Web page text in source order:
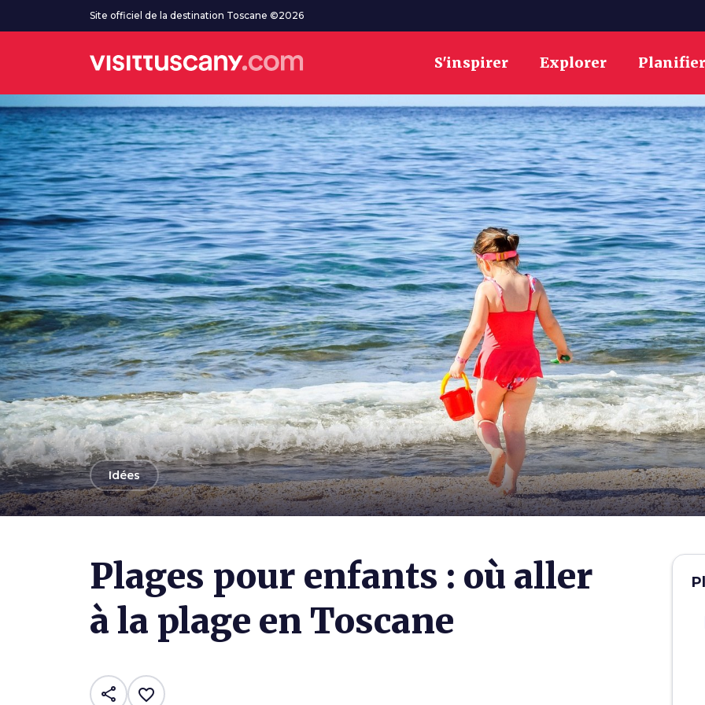
Aller au contenu principalSite officiel de la destination Toscane ©2026
S'inspirer Explorer Planifier
arrow_backIdées
Plages pour enfants : où aller
à la plage en Toscane
share favorite_border